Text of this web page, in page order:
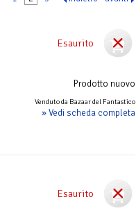
Esaurito
Prodotto nuovo
Venduto da Bazaar del Fantastico
» Vedi scheda completa
Esaurito